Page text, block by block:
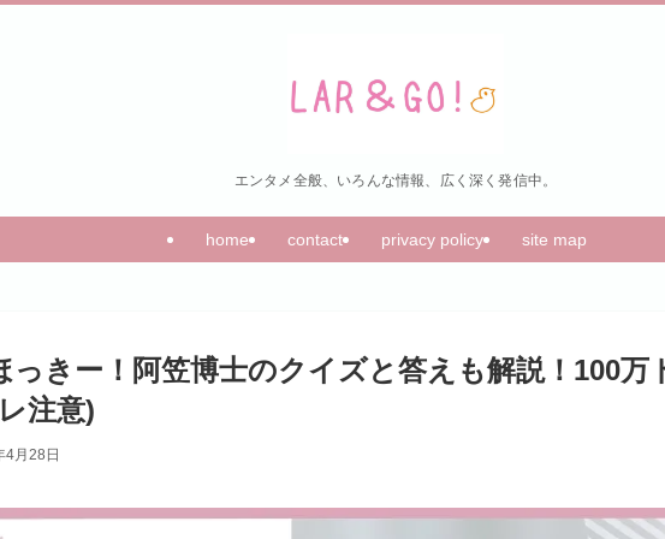
エンタメ全般、いろんな情報、広く深く発信中。
home contact privacy policy site map
っきー！阿笠博士のクイズと答えも解説！100万
注意)
4月28日